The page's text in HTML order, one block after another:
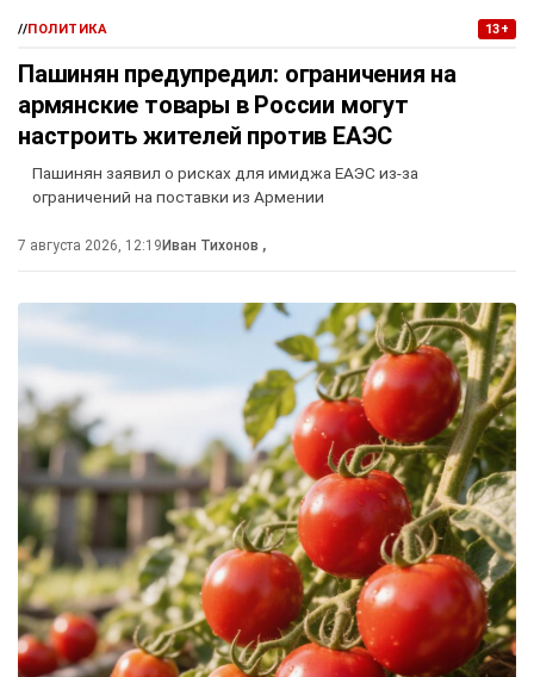
//ПОЛИТИКА 13+
Пашинян предупредил: ограничения на
армянские товары в России могут
настроить жителей против ЕАЭС
Пашинян заявил о рисках для имиджа ЕАЭС из-за
ограничений на поставки из Армении
7 августа 2026, 12:19 Иван Тихонов ,